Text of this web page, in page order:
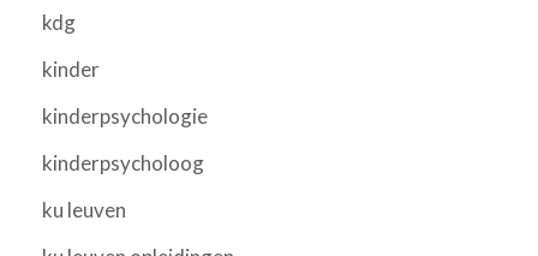
kdg
kinder
kinderpsychologie
kinderpsycholoog
ku leuven